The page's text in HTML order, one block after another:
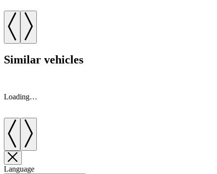
Similar vehicles
Loading…
Language